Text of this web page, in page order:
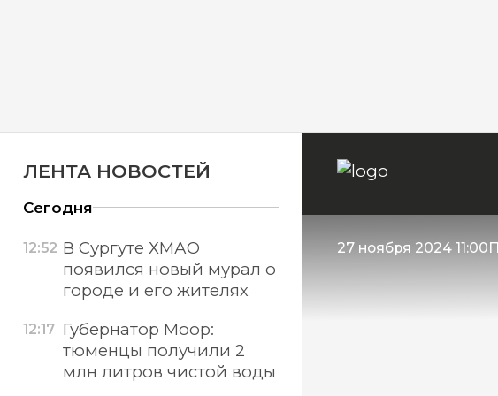
27 ноября 2024 11:00
ЛЕНТА НОВОСТЕЙ
Сегодня
12:52 В Сургуте ХМАО
появился новый мурал о
городе и его жителях
12:17 Губернатор Моор:
тюменцы получили 2
млн литров чистой воды